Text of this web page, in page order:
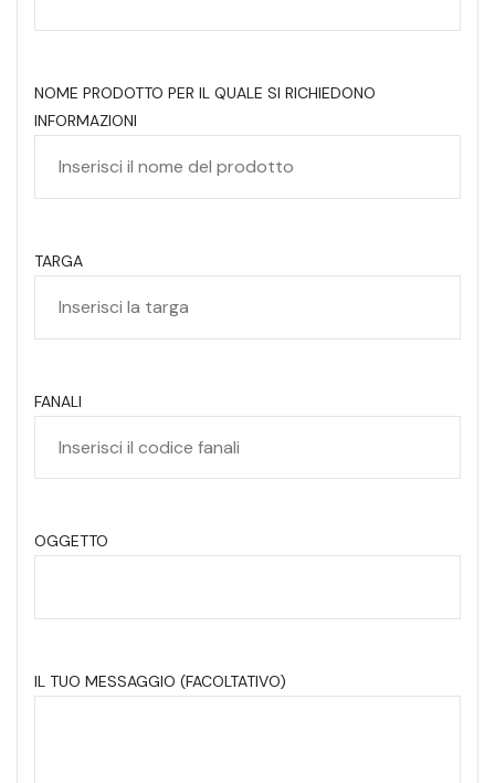
NOME PRODOTTO PER IL QUALE SI RICHIEDONO
INFORMAZIONI
TARGA
FANALI
OGGETTO
IL TUO MESSAGGIO (FACOLTATIVO)